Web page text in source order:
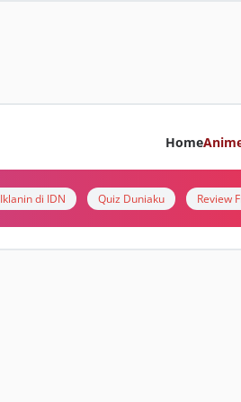
Home
Iklanin di IDN Quiz Duniaku Review